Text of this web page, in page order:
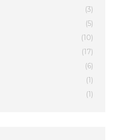
(3)
(5)
(10)
(17)
(6)
(1)
(1)